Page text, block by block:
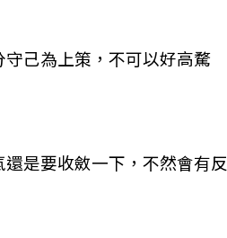
己為上策，不可以好高騖
是要收斂一下，不然會有反